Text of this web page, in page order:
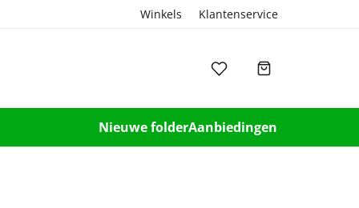
Winkels Klantenservice
Nieuwe folderAanbiedingen